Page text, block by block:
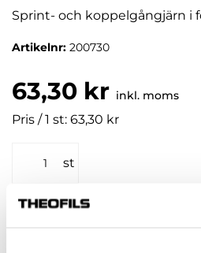
Sprint- och koppelgångjärn i
Artikelnr: 200730
63,30 kr inkl. moms
Pris / 1 st: 63,30 kr
st